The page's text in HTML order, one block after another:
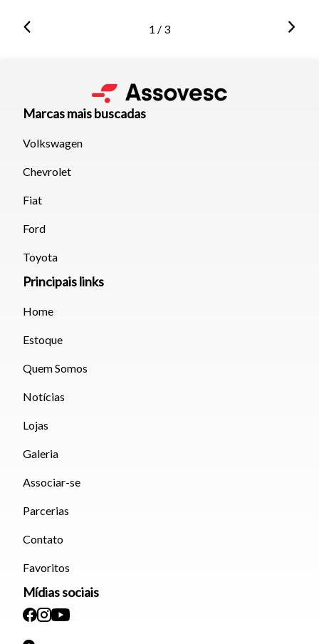
1 / 3
Marcas mais buscadas
Volkswagen
Chevrolet
Fiat
Ford
Toyota
Principais links
Home
Estoque
Quem Somos
Notícias
Lojas
Galeria
Associar-se
Parcerias
Contato
Favoritos
Mídias sociais